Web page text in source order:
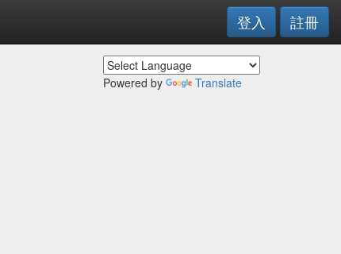
登入 註冊
Powered by Translate